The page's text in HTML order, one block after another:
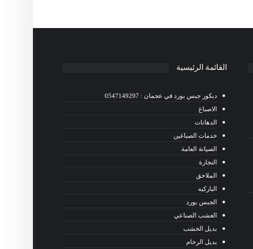
القائمة الرئيسية
ديكور جبس بورد في عجمان : 0547149297
الاصباغ
الدهانات
خدمات الصباغين
الصيانة العامة
النجارة
الملاحق
الباركيه
الجبس بورد
العشب الصناعي
بديل الخشب
بديل الرخام